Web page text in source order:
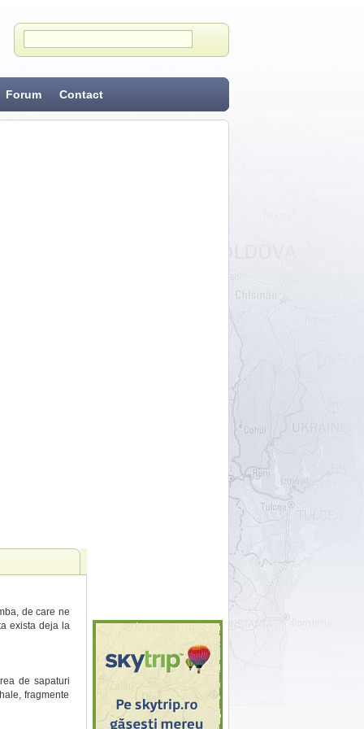
Forum Contact
de care ne
exista deja la
de sapaturi
fragmente